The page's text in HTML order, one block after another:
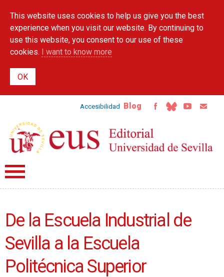
main
content
This website uses cookies to help us give you the best
experience when you visit our website. By continuing to
use this website, you consent to our use of these
cookies. I want to know more
Accesibilidad Blog
De la Escuela Industrial de
Sevilla a la Escuela
Politécnica Superior